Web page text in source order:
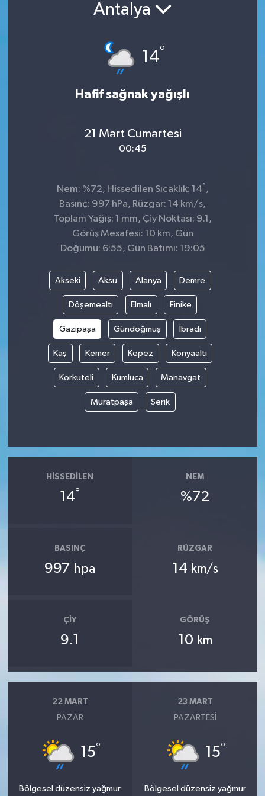
Antalya
14°
Hafif sağnak yağışlı
21 Mart Cumartesi
00:45
Nem: %72, Hissedilen Sıcaklık: 14° ,
Basınç: 997 hPa, Rüzgar: 14 km/s,
Toplam Yağış: 1 mm, Çiy Noktası: 9.1,
Görüş Mesafesi: 10 km, Gün
Doğumu: 6:55, Gün Batımı: 19:05
Akseki Aksu Alanya Demre
Döşemealtı Elmalı Finike
Gazipaşa Gündoğmuş İbradı
Kaş Kemer Kepez Konyaaltı
Korkuteli Kumluca Manavgat
Muratpaşa Serik
HISSEDILEN
14°
NEM
%72
BASINÇ
997 hpa
RÜZGAR
14 km/s
ÇIY
9.1
GÖRÜŞ
10 km
22 MART
PAZAR
15°
Bölgesel düzensiz yağmur
23 MART
PAZARTESI
15°
Bölgesel düzensiz yağmur